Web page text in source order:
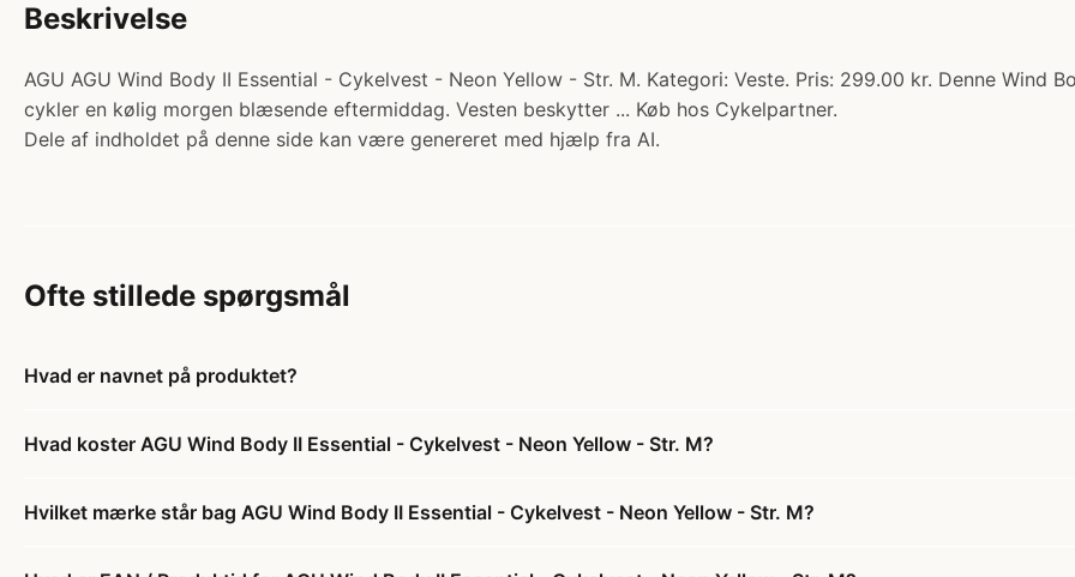
Beskrivelse
AGU AGU Wind Body II Essential - Cykelvest - Neon Yellow - Str. M. Kategori: Veste. Pris: 299.00 kr. Denne Wind
cykler en kølig morgen blæsende eftermiddag. Vesten beskytter ... Køb hos Cykelpartner.
Dele af indholdet på denne side kan være genereret med hjælp fra AI.
Ofte stillede spørgsmål
Hvad er navnet på produktet?
Hvad koster AGU Wind Body II Essential - Cykelvest - Neon Yellow - Str. M?
Hvilket mærke står bag AGU Wind Body II Essential - Cykelvest - Neon Yellow - Str. M?